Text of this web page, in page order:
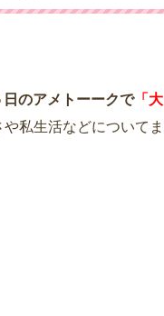
日のアメトーークで「大
私生活などについてま